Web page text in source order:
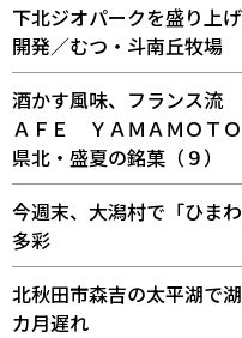
下北ジオパークを盛り上
開発／むつ・斗南丘牧場
酒かす風味、フランス
ＡＦＥ ＹＡＭＡＭＯＴ
県北・盛夏の銘菓（９）
今週末、大潟村で「ひま
多彩
北秋田市森吉の太平湖で
カ月遅れ